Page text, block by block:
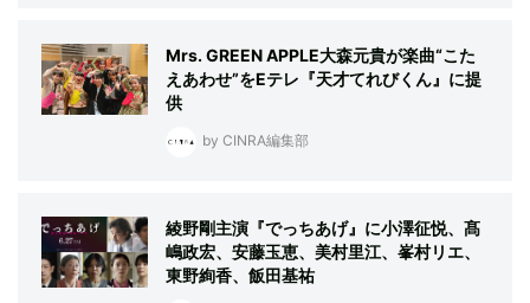
Mrs. GREEN APPLE大森元貴が楽曲“こた
えあわせ”をEテレ『天才てれびくん』に提
供
by CINRA編集部
綾野剛主演『でっちあげ』に小澤征悦、髙
嶋政宏、安藤玉恵、美村里江、峯村リエ、
東野絢香、飯田基祐